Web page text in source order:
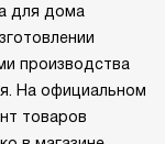
для дома
производства
На официальном
товаров